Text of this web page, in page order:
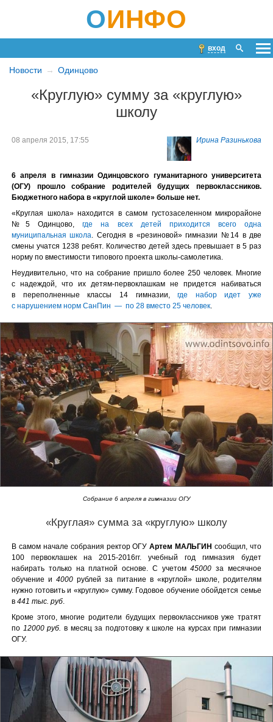
ОИНФО
вход
Новости Одинцово
«Круглую» сумму за «круглую»
школу
Ирина Разинькова
08 апреля 2015, 17:55
6 апреля в гимназии Одинцовского гуманитарного университета
(ОГУ) прошло собрание родителей будущих первоклассников.
Бюджетного набора в «круглой школе» больше нет.
«Круглая школа» находится в самом густозаселенном микрорайоне
№5 Одинцово,где на всех детей приходится всего одна
муниципальная школа
. Сегодня в «резиновой» гимназии №14 в две
смены учатся 1238 ребят. Количество детей здесь превышает в 5 раз
норму по вместимости типового проекта школы-самолетика.
Неудивительно, что на собрание пришло более 250 человек. Многие
с надеждой, что их детям-первоклашкам не придется набиваться
в переполненные классы 14 гимназии,где набор идет уже
с нарушением норм СанПин — по 28 вместо 25 человек
Собрание 6 апреля в гимназии ОГУ
«Круглая» сумма за «круглую» школу
В самом начале собрания ректор ОГУАртем МАЛЬГИН сообщил, что
100 первоклашек на 2015-2016гг. учебный год гимназия будет
набирать только на платной основе. С учетом45000 за месячное
обучение и4000 рублей за питание в «круглой» школе, родителям
нужно готовить и «круглую» сумму. Годовое обучение обойдется семье
в 441 тыс. руб.
Кроме этого, многие родители будущих первоклассников уже тратят
по 12000 руб. в месяц за подготовку к школе на курсах при гимназии
ОГУ.